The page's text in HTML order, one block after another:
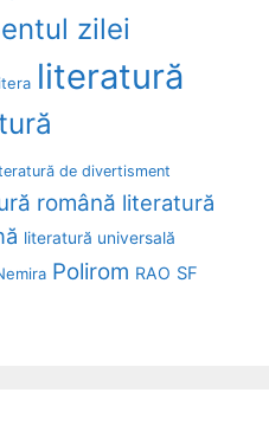
zilei
literatură
de divertisment
română literatură
literatură universală
Polirom RAO SF